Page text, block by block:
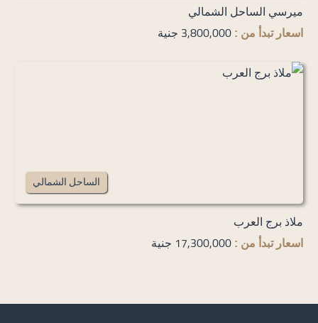
ميرسي الساحل الشمالي
اسعار تبدأ من : 3,800,000 جنية
الساحل الشمالي
ملاذ برج العرب
اسعار تبدأ من : 17,300,000 جنية